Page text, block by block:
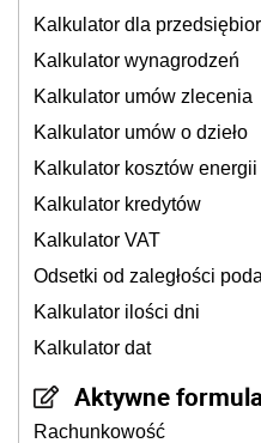
Kalkulator dla
Kalkulator wynagrodzeń
Kalkulator umów zlecenia
Kalkulator umów o dzieło
Kalkulator kosztów energii
Kalkulator kredytów
Kalkulator VAT
Odsetki od zaległości
Kalkulator ilości dni
Kalkulator dat
Aktywne
Rachunkowość